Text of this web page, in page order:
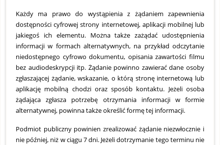
Każdy ma prawo do wystąpienia z żądaniem zapewnienia
dostępności cyfrowej strony internetowej, aplikacji mobilnej lub
jakiegoś ich elementu. Można także zażądać udostępnienia
informacji w formach alternatywnych, na przykład odczytanie
niedostępnego cyfrowo dokumentu, opisania zawartości filmu
bez audiodeskrypcji itp. Żądanie powinno zawierać dane osoby
zgłaszającej żądanie, wskazanie, o którą stronę internetową lub
aplikację mobilną chodzi oraz sposób kontaktu. Jeżeli osoba
żądająca zgłasza potrzebę otrzymania informacji w formie
alternatywnej, powinna także określić formę tej informacji.
Podmiot publiczny powinien zrealizować żądanie niezwłocznie i
nie później, niż w ciągu 7 dni. Jeżeli dotrzymanie tego terminu nie